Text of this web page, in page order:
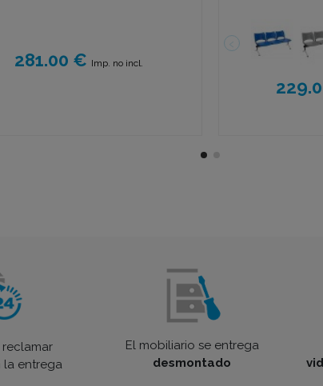
281.00 € Imp. no incl.
la entrega
El mobiliario se entrega
desmontado